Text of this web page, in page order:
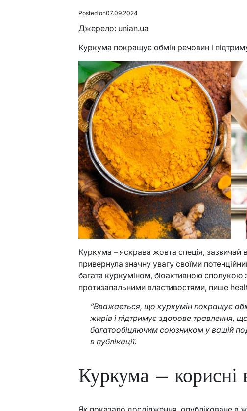
Posted on07.09.2024
Джерело: unian.ua
Куркума покращує обмін речовин і
Куркума – яскрава жовта спеція, зазвичай
привернула значну увагу своїми
багата куркуміном, біоактивною сполукою
протизапальними властивостями, пише
“Вважається, що куркумін покращує
жирів і підтримує здорове травлення,
багатообіцяючим союзником у вашій
в публікації.
Куркума – корисні
Як показало дослідження, опубліковане в